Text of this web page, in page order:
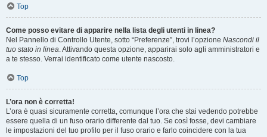
Top
Come posso evitare di apparire nella lista degli utenti in linea?
Nel Pannello di Controllo Utente, sotto “Preferenze”, trovi l’opzione Nascondi il
tuo stato in linea. Attivando questa opzione, apparirai solo agli amministratori e
a te stesso. Verrai identificato come utente nascosto.
Top
L’ora non è corretta!
L’ora è quasi sicuramente corretta, comunque l’ora che stai vedendo potrebbe
essere quella di un fuso orario differente dal tuo. Se così fosse, devi cambiare
le impostazioni del tuo profilo per il fuso orario e farlo coincidere con la tua